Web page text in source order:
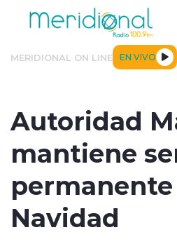
Click acá para ir directamente
MERIDIONAL ON LINE EN VIVO
modo claro
Autoridad
mantiene
Navidad